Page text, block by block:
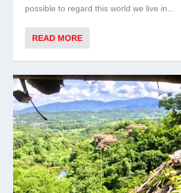
possible to regard this world we live in...
READ MORE